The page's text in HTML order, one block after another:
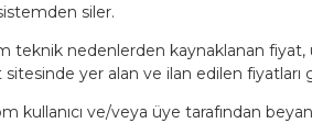
siler.
teknik nedenlerden kaynaklanan
sitesinde yer alan ve ilan edilen
kullanıcı ve/veya üye tarafından